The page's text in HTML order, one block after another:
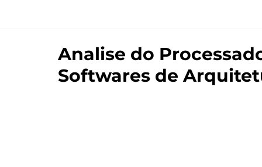
Softwares CAD
Analise do
Softwares de